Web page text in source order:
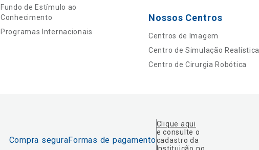
Fundo de Estímulo ao
Conhecimento
Programas Internacionais
Nossos Centros
Centros de Imagem
Centro de Simulação Realística
Centro de Cirurgia Robótica
Compra seguraFormas de pagamento
Clique aqui
e consulte o
cadastro da